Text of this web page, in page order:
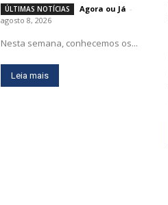
ÚLTIMAS NOTÍCIAS Agora ou Já -
agosto 8, 2026
Nesta semana, conhecemos os...
Leia mais